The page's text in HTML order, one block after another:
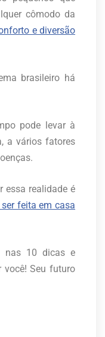
cômodo da
e diversão
brasileiro há
pode levar à
a vários fatores
essa realidade é
feita em casa
nas 10 dicas e
você! Seu futuro